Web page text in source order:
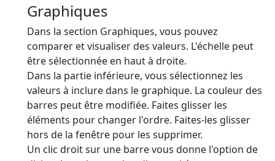
Graphiques
Dans la section Graphiques, vous pouvez
comparer et visualiser des valeurs. L'échelle peut
être sélectionnée en haut à droite.
Dans la partie inférieure, vous sélectionnez les
valeurs à inclure dans le graphique. La couleur des
barres peut être modifiée. Faites glisser les
éléments pour changer l'ordre. Faites-les glisser
hors de la fenêtre pour les supprimer.
Un clic droit sur une barre vous donne l'option de